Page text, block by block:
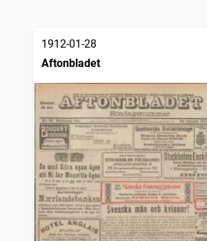
1912-01-28
Aftonbladet